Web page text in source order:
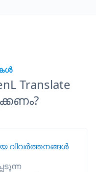
Translate
വിവർത്തനങ്ങൾ